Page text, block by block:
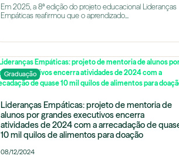
Em 2025, a 8ª edição do projeto educacional Lideranças
Empáticas reafirmou que o aprendizado...
Graduação
Lideranças Empáticas: projeto de mentoria de
alunos por grandes executivos encerra
atividades de 2024 com a arrecadação de
10 mil quilos de alimentos para doação
08/12/2024